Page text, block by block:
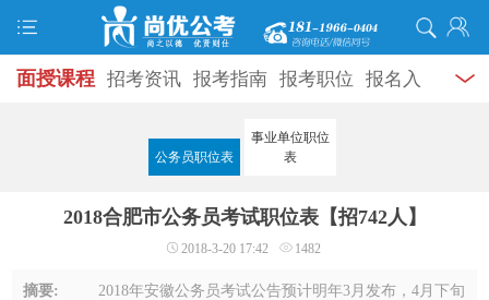
面授课程 招考资讯 报考指南 报考职位 报名入
面试公告 录用公示
考试题库 模拟试题
政热点 视频课堂 学员风采 名师团队 考试专题
公务员职位表
事业单位职位
表
2018合肥市公务员考试职位表【招742人】
2018-3-20 17:42 1482
摘要:
2018年安徽公务员考试公告预计明年3月发布，4月下旬